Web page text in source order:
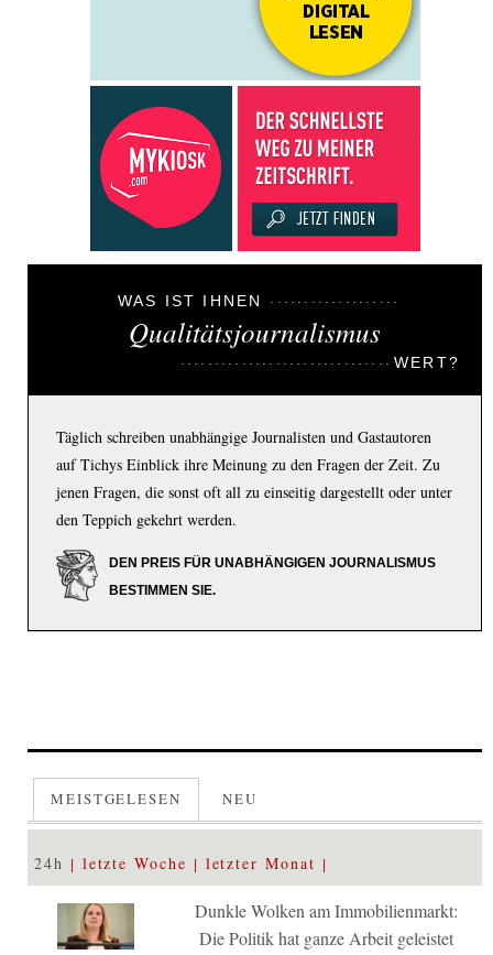
WAS IST IHNEN
Qualitätsjournalismus
WERT?
Täglich schreiben unabhängige Journalisten und Gastautoren
auf Tichys Einblick ihre Meinung zu den Fragen der Zeit. Zu
jenen Fragen, die sonst oft all zu einseitig dargestellt oder unter
den Teppich gekehrt werden.
DEN PREIS FÜR UNABHÄNGIGEN JOURNALISMUS
BESTIMMEN SIE.
MEISTGELESEN NEU
24h letzte Woche letzter Monat
Dunkle Wolken am Immobilienmarkt:
Die Politik hat ganze Arbeit geleistet